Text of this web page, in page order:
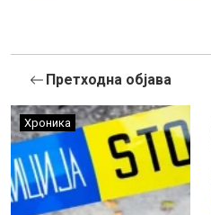
Претходна објава
Хроника